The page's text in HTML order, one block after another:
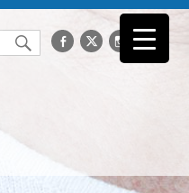
Buscarfacebook
Twitter